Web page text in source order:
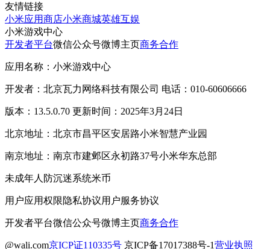
友情链接
小米应用商店小米商城英雄互娱
小米游戏中心
开发者平台微信公众号微博主页商务合作
应用名称：小米游戏中心
开发者：北京瓦力网络科技有限公司 电话：010-60606666
版本：13.5.0.70 更新时间：2025年3月24日
北京地址：北京市昌平区安居路小米智慧产业园
南京地址：南京市建邺区永初路37号小米华东总部
未成年人防沉迷系统米币
用户应用权限隐私协议用户服务协议
开发者平台微信公众号微博主页商务合作
@wali.com京ICP证110335号 京ICP备17017388号-1营业执照